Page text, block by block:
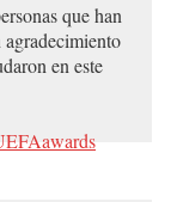
que han
en este